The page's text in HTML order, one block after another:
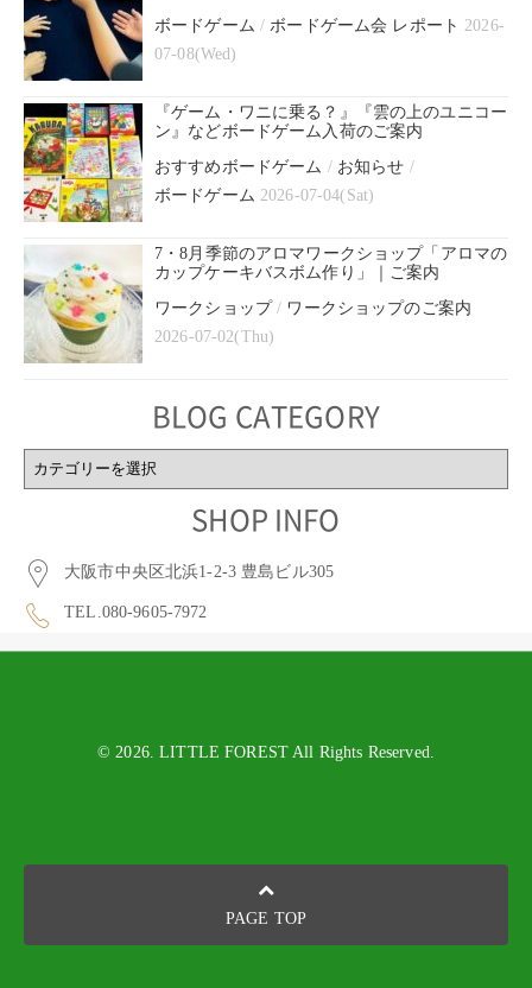
ボードゲーム /ボードゲーム会 レポート 2026-
07-08(Wed)
『ゲーム・ワニに乗る？』『雲の上のユニコー
ン』などボードゲーム入荷のご案内
おすすめボードゲーム / お知らせ /
ボードゲーム 2026-07-04(Sat)
7・8月季節のアロマワークショップ「アロマの
カップケーキバスボム作り」｜ご案内
ワークショップ/ ワークショップのご案内
2026-07-02(Thu)
BLOG CATEGORY
BLOG
CATEGORY
SHOP INFO
大阪市中央区北浜1-2-3 豊島ビル305
TEL.080-9605-7972
© 2026. LITTLE FOREST All Rights Reserved.
PAGE TOP